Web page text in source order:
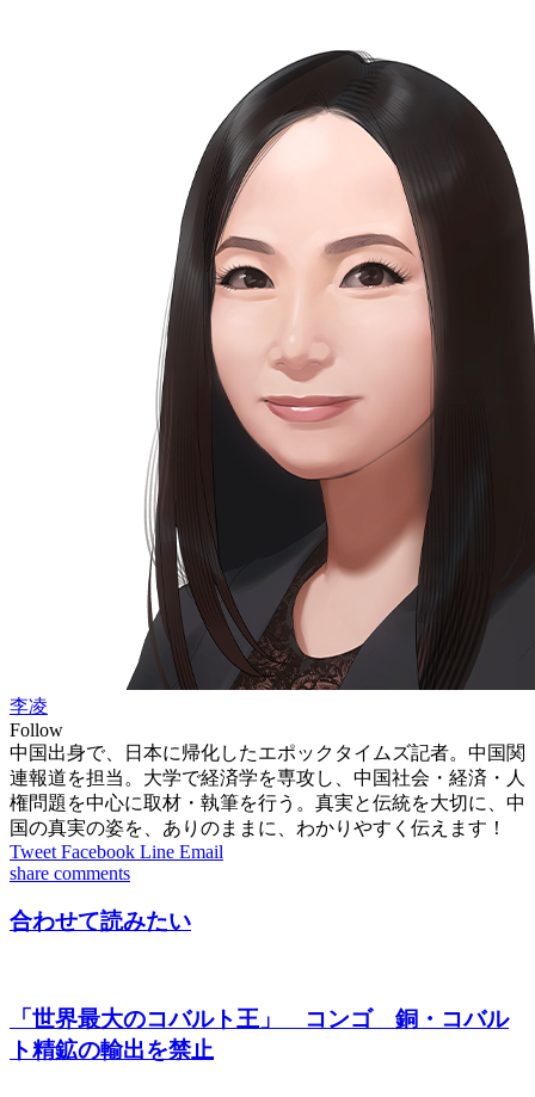
李凌
Follow
中国出身で、日本に帰化したエポックタイムズ記者。中国関
連報道を担当。大学で経済学を専攻し、中国社会・経済・人
権問題を中心に取材・執筆を行う。真実と伝統を大切に、中
国の真実の姿を、ありのままに、わかりやすく伝えます！
Tweet Facebook Line Email
share comments
合わせて読みたい
「世界最大のコバルト王」 コンゴ 銅・コバル
ト精鉱の輸出を禁止